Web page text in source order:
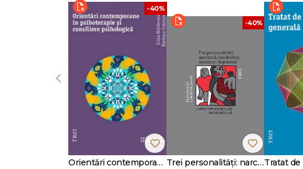
-40%
Orientări contemporane în psihoterapie și consiliere psihologică
-40%
Trei personalități: narcisică, borderline, maniaco-depresivă
‹